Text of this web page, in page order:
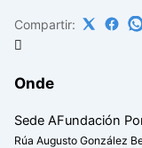
Compartir:
Onde
Sede AFundación
Rúa Augusto González